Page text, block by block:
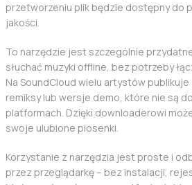
przetworzeniu plik będzie dostępny do
jakości.
To narzędzie jest szczególnie
słuchać muzyki offline, bez potrzeby
Na SoundCloud wielu artystów
remiksy lub wersje demo, które nie są
platformach. Dzięki downloaderowi
swoje ulubione piosenki.
Korzystanie z narzędzia jest proste i
przez przeglądarkę – bez instalacji,